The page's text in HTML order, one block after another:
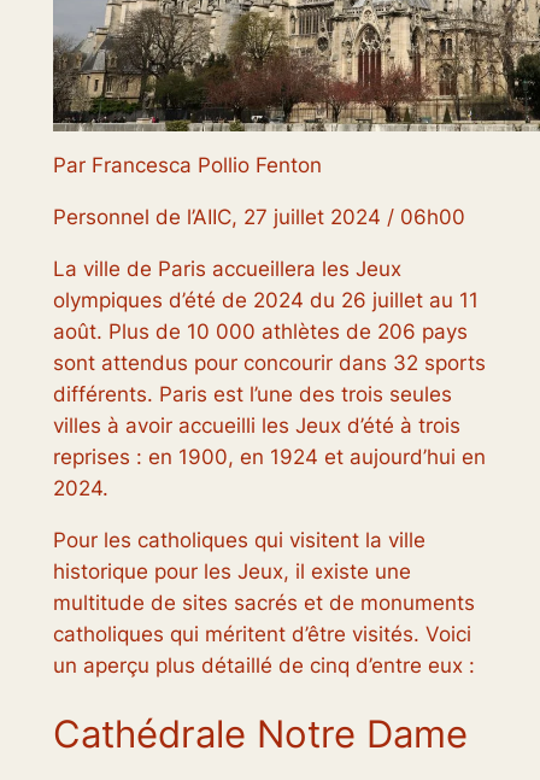
Par Francesca Pollio Fenton
Personnel de l’AIIC, 27 juillet 2024 / 06h00
La ville de Paris accueillera les Jeux
olympiques d’été de 2024 du 26 juillet au 11
août. Plus de 10 000 athlètes de 206 pays
sont attendus pour concourir dans 32 sports
différents. Paris est l’une des trois seules
villes à avoir accueilli les Jeux d’été à trois
reprises : en 1900, en 1924 et aujourd’hui en
2024.
Pour les catholiques qui visitent la ville
historique pour les Jeux, il existe une
multitude de sites sacrés et de monuments
catholiques qui méritent d’être visités. Voici
un aperçu plus détaillé de cinq d’entre eux :
Cathédrale Notre Dame